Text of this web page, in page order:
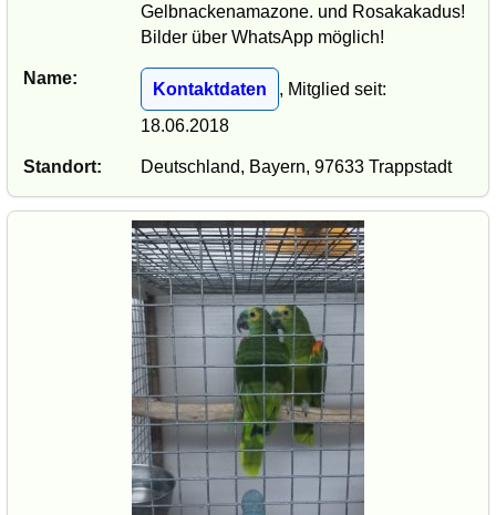
Gelbnackenamazone. und Rosakakadus!
Bilder über WhatsApp möglich!
Name:
Kontaktdaten
, Mitglied seit:
18.06.2018
Standort: Deutschland, Bayern, 97633 Trappstadt